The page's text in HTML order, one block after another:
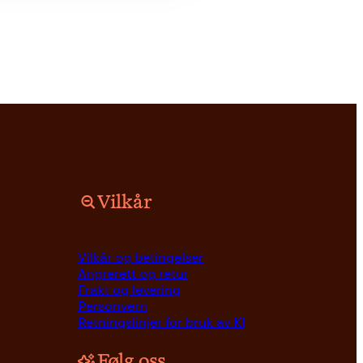
Vilkår
Vilkår og betingelser
Angrerett og retur
Frakt og levering
Personvern
Retningslinjer for bruk av KI